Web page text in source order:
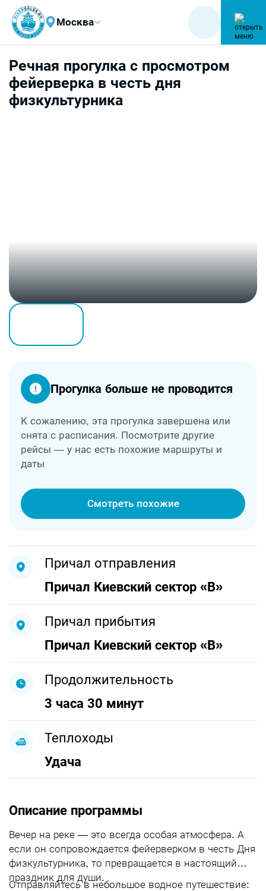
Москва
Речная прогулка с просмотром
фейерверка в честь дня
физкультурника
Прогулка больше не проводится
К сожалению, эта прогулка завершена или
снята с расписания. Посмотрите другие
рейсы — у нас есть похожие маршруты и
даты
Смотреть похожие
Причал отправления
Причал Киевский сектор «В»
Причал прибытия
Причал Киевский сектор «В»
Продолжительность
3 часа 30 минут
Теплоходы
Удача
Описание программы
Вечер на реке — это всегда особая атмосфера. А
если он сопровождается фейерверком в честь Дня
физкультурника, то превращается в настоящий
праздник для души.
Отправляйтесь в небольшое водное путешествие: